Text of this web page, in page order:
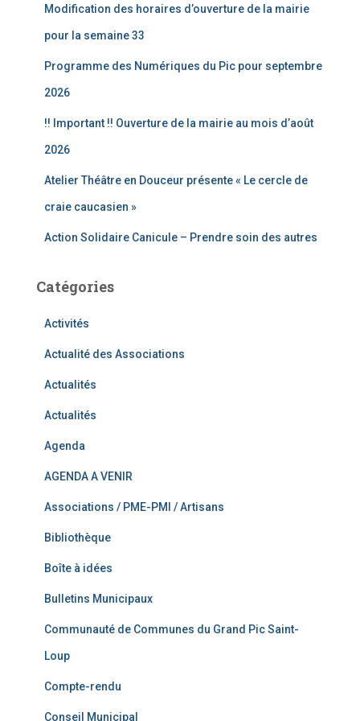
Modification des horaires d’ouverture de la mairie
pour la semaine 33
Programme des Numériques du Pic pour septembre
2026
!! Important !! Ouverture de la mairie au mois d’août
2026
Atelier Théâtre en Douceur présente « Le cercle de
craie caucasien »
Action Solidaire Canicule – Prendre soin des autres
Catégories
Activités
Actualité des Associations
Actualités
Actualités
Agenda
AGENDA A VENIR
Associations / PME-PMI / Artisans
Bibliothèque
Boîte à idées
Bulletins Municipaux
Communauté de Communes du Grand Pic Saint-
Loup
Compte-rendu
Conseil Municipal